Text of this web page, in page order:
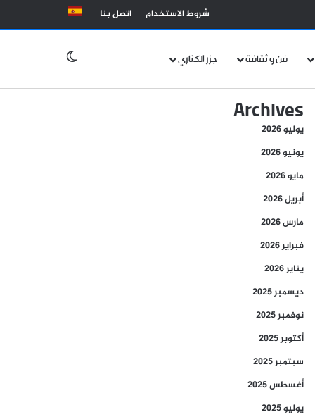
شروط الاستخدام اتصل بنا
فن و ثقافة جزر الكناري الوضع المظلم
Archives
يوليو 2026
يونيو 2026
مايو 2026
أبريل 2026
مارس 2026
فبراير 2026
يناير 2026
ديسمبر 2025
نوفمبر 2025
أكتوبر 2025
سبتمبر 2025
أغسطس 2025
يوليو 2025